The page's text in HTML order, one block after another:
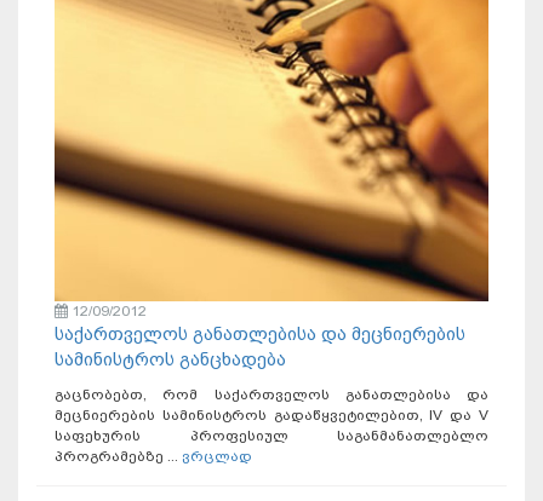
12/09/2012
საქართველოს განათლებისა და მეცნიერების
სამინისტროს განცხადება
გაცნობებთ, რომ საქართველოს განათლებისა და
მეცნიერების სამინისტროს გადაწყვეტილებით, IV და V
საფეხურის პროფესიულ საგანმანათლებლო
პროგრამებზე ... ვრცლად